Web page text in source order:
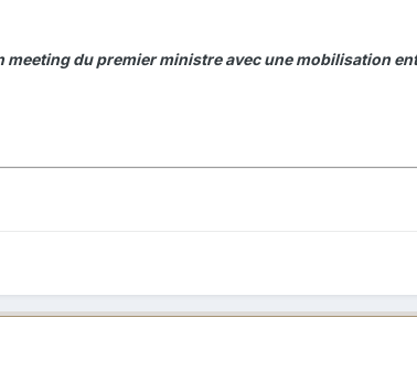
meeting du premier ministre avec une mobilisation